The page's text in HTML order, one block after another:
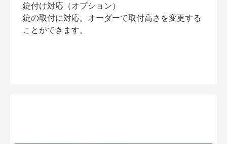
錠付け対応（オプション）
錠の取付に対応。オーダーで取付高さを変更する
ことができます。